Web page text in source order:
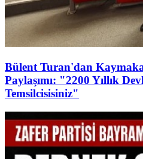
Bülent Turan'dan
Paylaşımı: "2200 Yıllık
Temsilcisisiniz"